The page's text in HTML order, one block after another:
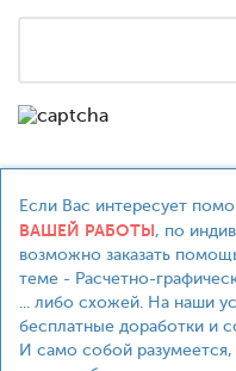
Если Вас интересует
ВАШЕЙ РАБОТЫ, по
возможно заказать
теме - Расчетно-
... либо схожей. На наши
бесплатные доработки и
И само собой разумеется,